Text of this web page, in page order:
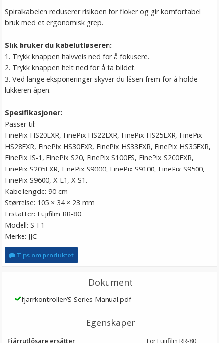
Spiralkabelen reduserer risikoen for floker og gir komfortabel
bruk med et ergonomisk grep.
Slik bruker du kabelutløseren:
1. Trykk knappen halvveis ned for å fokusere.
2. Trykk knappen helt ned for å ta bildet.
3. Ved lange eksponeringer skyver du låsen frem for å holde
lukkeren åpen.
Spesifikasjoner:
Passer til:
FinePix HS20EXR, FinePix HS22EXR, FinePix HS25EXR, FinePix
HS28EXR, FinePix HS30EXR, FinePix HS33EXR, FinePix HS35EXR,
FinePix IS-1, FinePix S20, FinePix S100FS, FinePix S200EXR,
FinePix S205EXR, FinePix S9000, FinePix S9100, FinePix S9500,
FinePix S9600, X-E1, X-S1.
Kabellengde: 90 cm
Størrelse: 105 × 34 × 23 mm
Erstatter: Fujifilm RR-80
Modell: S-F1
Merke: JJC
Tips om produktet
Dokument
fjarrkontroller/S Series Manual.pdf
Egenskaper
Fjärrutlösare ersätter För Fujifilm RR-80